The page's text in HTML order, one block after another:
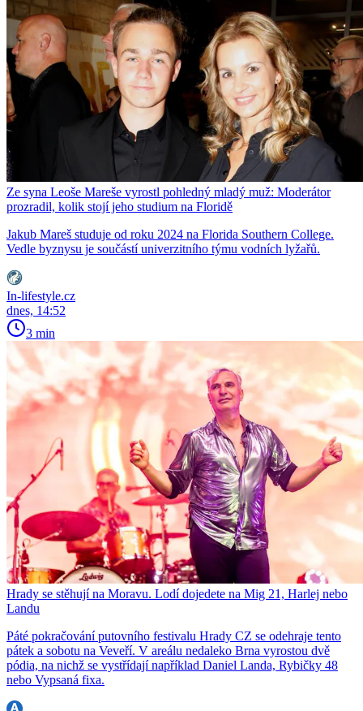
Ze syna Leoše Mareše vyrostl pohledný mladý muž: Moderátor
prozradil, kolik stojí jeho studium na Floridě
Jakub Mareš studuje od roku 2024 na Florida Southern College.
Vedle byznysu je součástí univerzitního týmu vodních lyžařů.
In-lifestyle.cz
dnes, 14:52
3 min
Hrady se stěhují na Moravu. Lodí dojedete na Mig 21, Harlej nebo
Landu
Páté pokračování putovního festivalu Hrady CZ se odehraje tento
pátek a sobotu na Veveří. V areálu nedaleko Brna vyrostou dvě
pódia, na nichž se vystřídají například Daniel Landa, Rybičky 48
nebo Vypsaná fixa.